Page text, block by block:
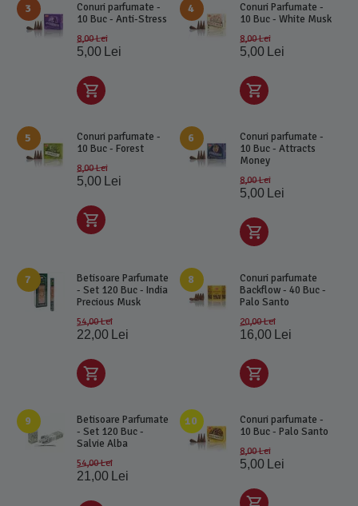
3
Conuri parfumate -
10 Buc - Anti-Stress
8,00 Lei
5,00 Lei
4
Conuri Parfumate -
10 Buc - White Musk
8,00 Lei
5,00 Lei
5
Conuri parfumate -
10 Buc - Forest
8,00 Lei
5,00 Lei
6
Conuri parfumate -
10 Buc - Attracts
Money
8,00 Lei
5,00 Lei
7
Betisoare Parfumate
- Set 120 Buc - India
Precious Musk
54,00 Lei
22,00 Lei
8
Conuri parfumate
Backflow - 40 Buc -
Palo Santo
20,00 Lei
16,00 Lei
9
Betisoare Parfumate
- Set 120 Buc -
Salvie Alba
54,00 Lei
21,00 Lei
10
Conuri parfumate -
10 Buc - Palo Santo
8,00 Lei
5,00 Lei